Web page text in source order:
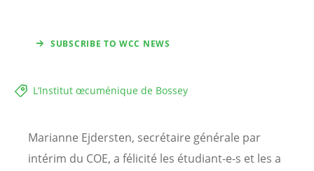
SUBSCRIBE TO WCC NEWS
L’Institut œcuménique de Bossey
Marianne Ejdersten, secrétaire générale par
intérim du COE, a félicité les étudiant-e-s et les a